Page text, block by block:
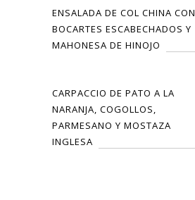
ENSALADA DE COL CHINA CON
BOCARTES ESCABECHADOS Y
MAHONESA DE HINOJO
CARPACCIO DE PATO A LA
NARANJA, COGOLLOS,
PARMESANO Y MOSTAZA
INGLESA